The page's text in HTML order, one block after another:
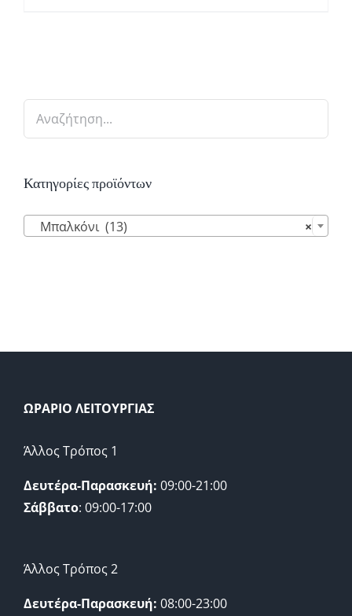
Κατηγορίες προϊόντων
×
Μπαλκόνι (13)
ΩΡΑΡΙΟ ΛΕΙΤΟΥΡΓΙΑΣ
Άλλος Τρόπος 1
Δευτέρα-Παρασκευή: 09:00-21:00
Σάββατο: 09:00-17:00
Άλλος Τρόπος 2
Δευτέρα-Παρασκευή: 08:00-23:00